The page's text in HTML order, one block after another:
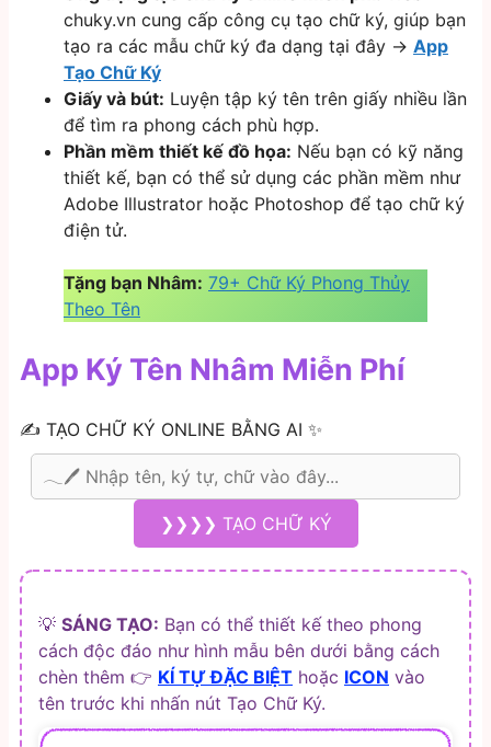
chuky.vn cung cấp công cụ tạo chữ ký, giúp bạn
tạo ra các mẫu chữ ký đa dạng tại đây -> App
Tạo Chữ Ký
Giấy và bút: Luyện tập ký tên trên giấy nhiều lần
để tìm ra phong cách phù hợp.
Phần mềm thiết kế đồ họa: Nếu bạn có kỹ năng
thiết kế, bạn có thể sử dụng các phần mềm như
Adobe Illustrator hoặc Photoshop để tạo chữ ký
điện tử.
Tặng bạn Nhâm: 79+ Chữ Ký Phong Thủy
Theo Tên
App Ký Tên Nhâm Miễn Phí
✍️ TẠO CHỮ KÝ ONLINE BẰNG AI ✨
❯❯❯❯ TẠO CHỮ KÝ
💡 SÁNG TẠO: Bạn có thể thiết kế theo phong
cách độc đáo như hình mẫu bên dưới bằng cách
chèn thêm 👉 KÍ TỰ ĐẶC BIỆT hoặc ICON vào
tên trước khi nhấn nút Tạo Chữ Ký.